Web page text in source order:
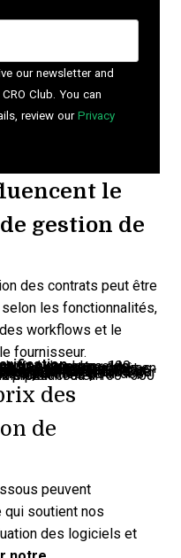
our newsletter and
Club. You can
review our Privacy
le
gestion de
des contrats peut être
les fonctionnalités,
workflows et le
fournisseur.
aussi le prix : 100–500 $ par mois pour le stockage documentaire.
intégrations CRM ou Salesforce.
$ de plus chaque mois.
des
de
peuvent
qui soutient nos
des logiciels et